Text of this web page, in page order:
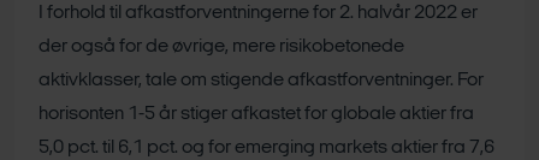
I forhold til afkastforventningerne for 2. halvår 2022 er
der også for de øvrige, mere risikobetonede
aktivklasser, tale om stigende afkastforventninger. For
horisonten 1-5 år stiger afkastet for globale aktier fra
5,0 pct. til 6,1 pct. og for emerging markets aktier fra 7,6